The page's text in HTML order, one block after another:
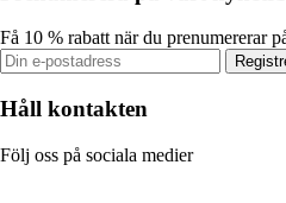
Få 10 % rabatt när du prenumererar
Håll kontakten
Följ oss på sociala medier